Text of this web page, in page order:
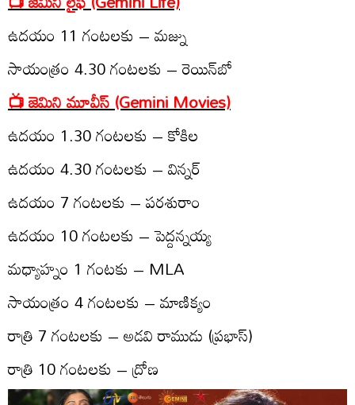
ఉద‌యం 11 గంట‌ల‌కు – మ‌జ్ను
సాయంత్రం 4.30 గంట‌ల‌కు – రెయిన్‌బో
📺 జెమిని మూవీస్‌ (Gemini Movies)
ఉద‌యం 1.30 గంట‌ల‌కు – కోకిల‌
ఉద‌యం 4.30 గంట‌ల‌కు – విన్న‌ర్‌
ఉద‌యం 7 గంట‌ల‌కు – పర‌శురాం
ఉద‌యం 10 గంట‌ల‌కు – పెద్ద‌న్న‌య్య‌
మధ్యాహ్నం 1 గంటకు – MLA
సాయంత్రం 4 గంట‌ల‌కు – మాణిక్యం
రాత్రి 7 గంట‌ల‌కు – అడ‌వి రాముడు (ప్ర‌భాస్‌)
రాత్రి 10 గంట‌ల‌కు – ద్రోణ‌